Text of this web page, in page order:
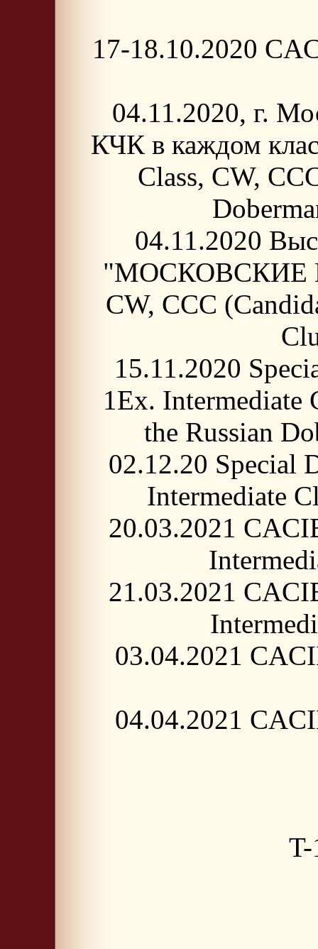
17-18.10.2020
04.11.2020, г.
КЧК в каждом
Class, CW,
04.11.2020
"МОСКОВСКИЕ
CW, CCC
15.11.2020
1Ex. Intermediate
the Russian
02.12.20 Special
Intermediate
20.03.2021
21.03.2021
03.04.2021
04.04.2021